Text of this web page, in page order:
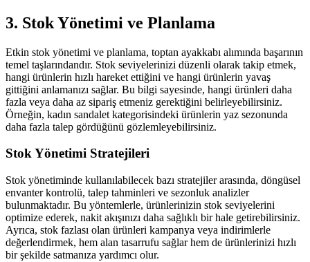
3. Stok Yönetimi ve Planlama
Etkin stok yönetimi ve planlama, toptan ayakkabı alımında başarının
temel taşlarındandır. Stok seviyelerinizi düzenli olarak takip etmek,
hangi ürünlerin hızlı hareket ettiğini ve hangi ürünlerin yavaş
gittiğini anlamanızı sağlar. Bu bilgi sayesinde, hangi ürünleri daha
fazla veya daha az sipariş etmeniz gerektiğini belirleyebilirsiniz.
Örneğin, kadın sandalet kategorisindeki ürünlerin yaz sezonunda
daha fazla talep gördüğünü gözlemleyebilirsiniz.
Stok Yönetimi Stratejileri
Stok yönetiminde kullanılabilecek bazı stratejiler arasında, döngüsel
envanter kontrolü, talep tahminleri ve sezonluk analizler
bulunmaktadır. Bu yöntemlerle, ürünlerinizin stok seviyelerini
optimize ederek, nakit akışınızı daha sağlıklı bir hale getirebilirsiniz.
Ayrıca, stok fazlası olan ürünleri kampanya veya indirimlerle
değerlendirmek, hem alan tasarrufu sağlar hem de ürünlerinizi hızlı
bir şekilde satmanıza yardımcı olur.